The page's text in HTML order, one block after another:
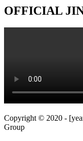
OFFICIAL
Copyright © 2020 -
Group